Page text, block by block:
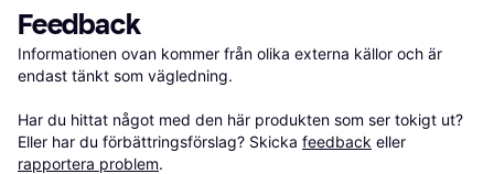
Feedback
Informationen ovan kommer från olika externa källor och är
endast tänkt som vägledning.
Har du hittat något med den här produkten som ser tokigt ut?
Eller har du förbättringsförslag? Skicka feedback eller
rapportera problem.